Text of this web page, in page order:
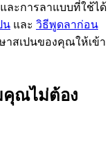
ละการลาแบบที่ใช้ได้
น และ วิธีพูดลาก่อน
สเปนของคุณให้เข้า
คุณไม่ต้อง